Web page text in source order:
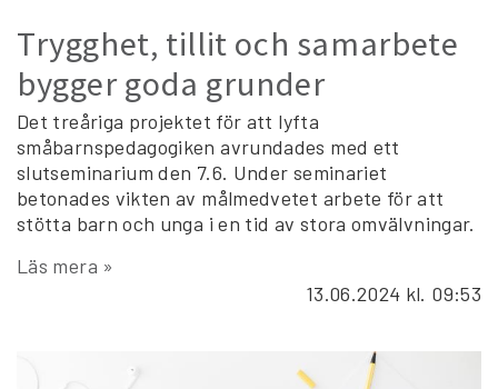
Trygghet, tillit och samarbete
bygger goda grunder
Det treåriga projektet för att lyfta
småbarnspedagogiken avrundades med ett
slutseminarium den 7.6. Under seminariet
betonades vikten av målmedvetet arbete för att
stötta barn och unga i en tid av stora omvälvningar.
Läs mera »
13.06.2024 kl. 09:53